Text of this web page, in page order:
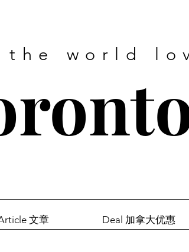
the world
文章 Deal 加拿大优惠